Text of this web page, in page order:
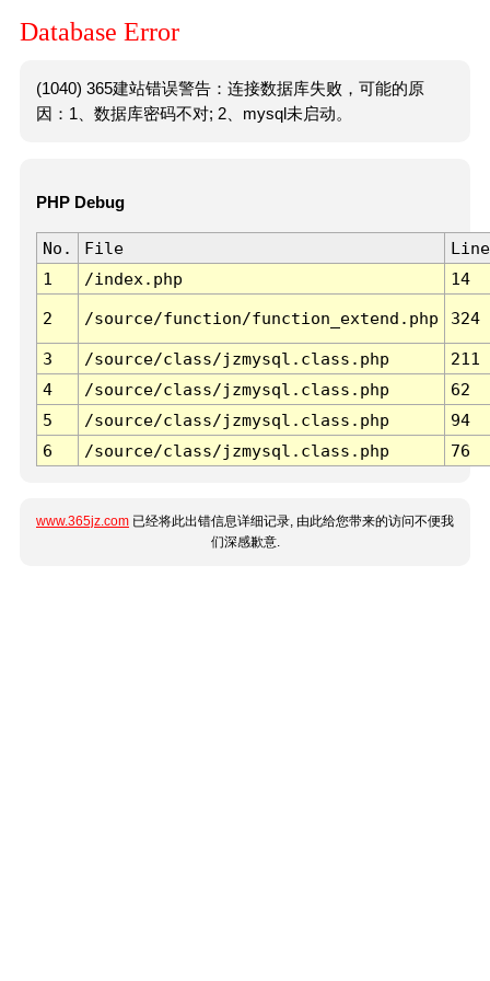
Database Error
(1040) 365建站错误警告：连接数据库失败，可能的原
因：1、数据库密码不对; 2、mysql未启动。
PHP Debug
No. File
Line
1
/index.php 14
2 /source/function/function_extend.php 324
3 /source/class/jzmysql.class.php
211
4
/source/class/jzmysql.class.php
62
5
/source/class/jzmysql.class.php
94
6
/source/class/jzmysql.class.php 76
www.365jz.com 已经将此出错信息详细记录, 由此给您带来的访问不便我
们深感歉意.